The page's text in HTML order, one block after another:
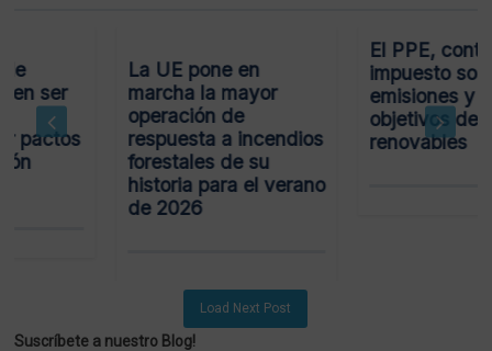
La UE pone en
marcha la mayor
operación de
respuesta a incendios
forestales de su
historia para el verano
de 2026
El PPE, contra el
impuesto sobre
emisiones y los
objetivos de
renovables
Load Next Post
Suscríbete a nuestro Blog!